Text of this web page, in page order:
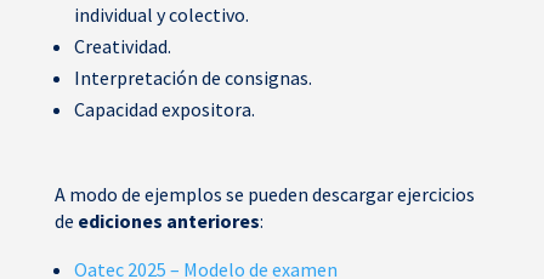
individual y colectivo.
Creatividad.
Interpretación de consignas.
Capacidad expositora.
A modo de ejemplos se pueden descargar ejercicios
de ediciones anteriores:
Oatec 2025 – Modelo de examen